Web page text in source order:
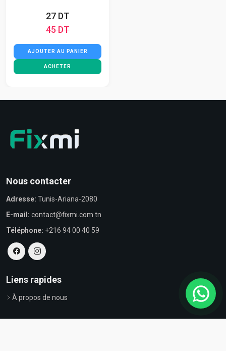
27 DT
45 DT
AJOUTER AU PANIER
ACHETER
Nous contacter
Adresse: Tunis-Ariana-2080
E-mail: contact@fixmi.com.tn
Téléphone: +216 94 00 40 59
Liens rapides
À propos de nous